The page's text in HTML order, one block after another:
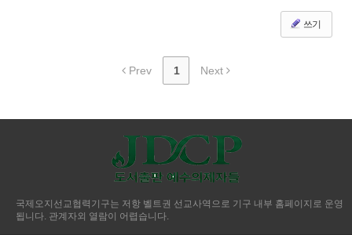
쓰기
Prev 1 Next
국제오지선교협력기구는 저항 벨트권 선교사역으로 기구 내부 홈페이지로 운영
됩니다. 관계자외 열람이 어렵습니다.